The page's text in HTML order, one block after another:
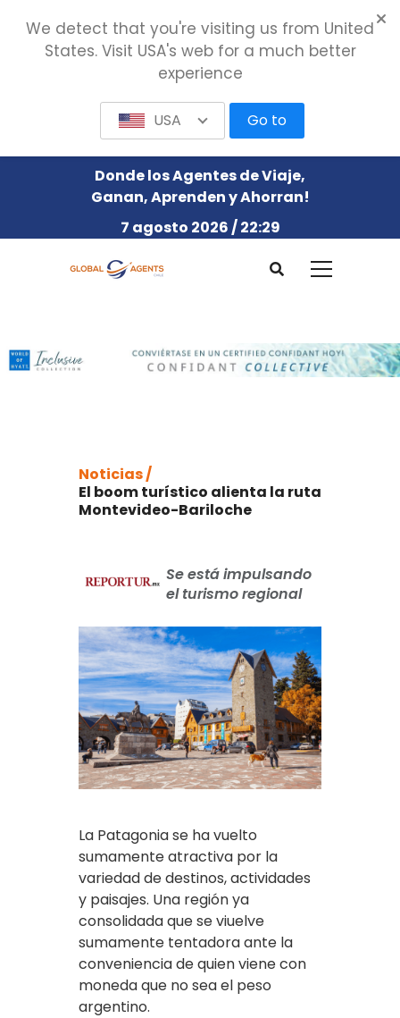
Donde los Agentes de Viaje,
Ganan, Aprenden y Ahorran!
7 agosto 2026 / 22:29
Noticias /
El boom turístico alienta la ruta
Montevideo-Bariloche
Se está impulsando
el turismo regional
La Patagonia se ha vuelto
sumamente atractiva por la
variedad de destinos, actividades
y paisajes. Una región ya
consolidada que se viuelve
sumamente tentadora ante la
conveniencia de quien viene con
moneda que no sea el peso
argentino.
We detect that you're visiting us from United
States. Visit USA's web for a much better
experience
USA Go to